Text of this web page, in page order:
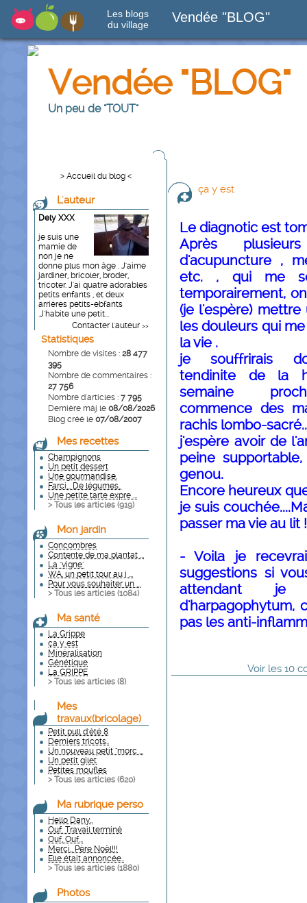
Les blogs
du village
Vendée "BLOG"
Vendée "BLOG"
Un peu de "TOUT"
> Accueil du blog <
L'auteur
Dely XXX
je suis une
mamie de
non je ne
donne plus mon âge . J'aime
jardiner, bricoler, broder,
tricoter. J'ai quatre adorables
petits enfants , et deux
arrières petits-ebfants
.J'habite une petit...
Contacter l'auteur >>
Statistiques
Nombre de visites : 28 477
395
Nombre de commentaires :
27 756
Nombre d'articles : 7 795
Dernière màj le 08/08/2026
Blog créé le 07/08/2007
Mes recettes
Champignons
Un petit dessert
Une gourmandise.
Farci... De légumes..
Une petite tarte expre ...
> Tous les articles (919)
Mon jardin
Concombres
Contente de ma plantat ...
La "vigne"
WA, un petit tour au j ...
Pour vous souhaiter un ...
> Tous les articles (1084)
Ma santé
La Grippe
ça y est
Minéralisation
Génétique
La GRIPPE
> Tous les articles (8)
Mes
travaux(bricolage)
Petit pull d'été 8
Derniers tricots..
Un nouveau petit "morc ...
Un petit gilet
Petites moufles
> Tous les articles (620)
Ma rubrique perso
Hello Dany..
Ouf. Travail terminé
Ouf, Ouf...
Merci.. Père Noël!!!
Elle était annoncée..
> Tous les articles (1880)
Photos
ça y est
Le diagnotic est
Après
d'acupuncture ,
etc. , qui me
temporairement,
(je l'espère) mettre
les douleurs qui
la vie .
je souffrirais
tendinite de la
semaine
commence des
rachis lombo-
j'espère avoir de
peine
genou.
Encore heureux
je suis
passer ma vie au lit
- Voila je
suggestions si
attendant je
d'harpagophytum,
pas les anti-
Voir les 10